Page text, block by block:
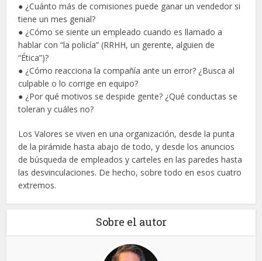
● ¿Cuánto más de comisiones puede ganar un vendedor si
tiene un mes genial?
● ¿Cómo se siente un empleado cuando es llamado a
hablar con “la policía” (RRHH, un gerente, alguien de
“Ética”)?
● ¿Cómo reacciona la compañía ante un error? ¿Busca al
culpable o lo corrige en equipo?
● ¿Por qué motivos se despide gente? ¿Qué conductas se
toleran y cuáles no?
Los Valores se viven en una organización, desde la punta
de la pirámide hasta abajo de todo, y desde los anuncios
de búsqueda de empleados y carteles en las paredes hasta
las desvinculaciones. De hecho, sobre todo en esos cuatro
extremos.
Sobre el autor